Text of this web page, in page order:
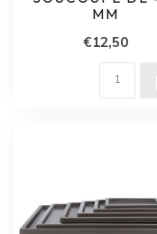
MM
€12,50